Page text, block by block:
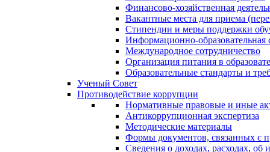
Финансово-хозяйственная
Вакантные места для приема
Стипендии и меры поддержки
Информационно-образовательная
Международное сотрудничество
Организация питания в
Образовательные стандарты и
Ученый Совет
Противодействие коррупции
Нормативные правовые и иные
Антикоррупционная экспертиза
Методические материалы
Формы документов, связанных с
Сведения о доходах, расходах, об